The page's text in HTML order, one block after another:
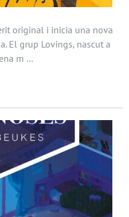
original i inicia una nova
El grup Lovings, nascut a
m …